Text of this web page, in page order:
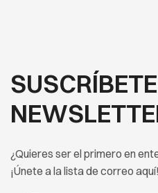
¿Quieres ser el primero en
¡Únete a la lista de correo aquí!